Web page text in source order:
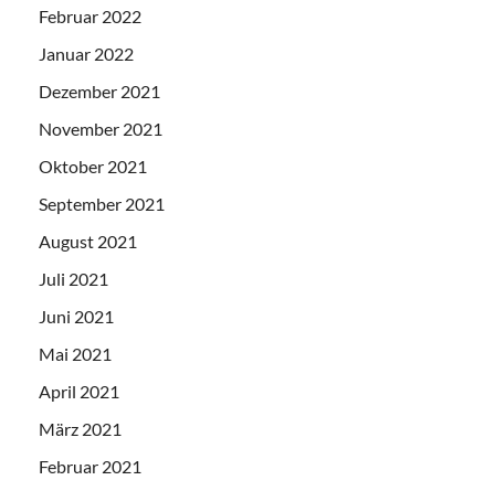
Februar 2022
Januar 2022
Dezember 2021
November 2021
Oktober 2021
September 2021
August 2021
Juli 2021
Juni 2021
Mai 2021
April 2021
März 2021
Februar 2021